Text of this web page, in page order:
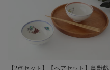
【2点セット】【ペアセット】鳥獣戯